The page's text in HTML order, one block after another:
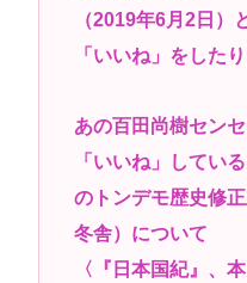
（2019年6月2日）
「いいね」をした
あの百田尚樹セン
「いいね」してい
のトンデモ歴史修
冬舎）について
〈『日本国紀』、